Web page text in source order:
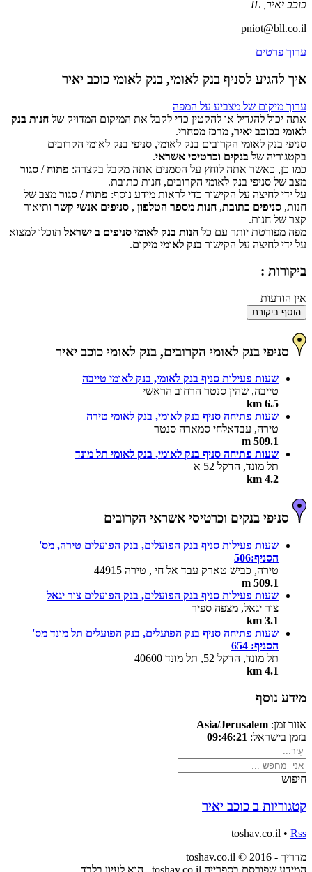
כוכב יאיר IL
pniot@bll.co.il
ערוך פרטים
איך להגיע לסניף בנק לאומי, בנק לאומי כוכב יאיר
‏דף זה לא יכול לטעון את מפות Google כראוי.
האם האתר הזה בבעלותך? אישור
ערוך מיקום של מצביע על המפה
אתה יכול להגדיל או להקטין כדי לקבל את המיקום המדויק של חנות בנק
לאומי בכוכב יאיר, מרכז מסחרי.
סניפי בנק לאומי הקרובים בנק לאומי, סניפי בנק לאומי הקרובים
בקטגוריה של בנקים וכרטיסי אשראי.
כמו כן, כאשר אתה לוחץ על הסמנים אתה מקבל בקצרה: פתוח / סגור
מצב של סניפי בנק לאומי הקרובים, חנות כתובת.
על ידי לחיצה על הקישור כדי לראות מידע נוסף: פתוח / סגור מצב של
חנות, סניפים כתובת, חנות מספר הטלפון , סניפים אנשי קשר ותיאור
קצר של חנות.
מפה מפורטת יותר עם כל חנות בנק לאומי סניפים ב ישראל תוכלו למצוא
על ידי לחיצה על הקישור בנק לאומי מיקום.
ביקורות :
אין הודעות
הוסף ביקורת
סניפי בנק לאומי הקרובים, בנק לאומי כוכב יאיר
שעות פעילות סניף בנק לאומי, בנק לאומי טייבה
טייבה, שהין סנטר הרחוב הראשי
6.5 km
שעות פתיחה סניף בנק לאומי, בנק לאומי טירה
טירה, עבדאלחי סמארה סנטר
509.1 m
שעות פתיחה סניף בנק לאומי, בנק לאומי תל מונד
תל מונד, הדקל 52 א
4.2 km
סניפי בנקים וכרטיסי אשראי הקרובים
שעות פעילות סניף בנק הפועלים, בנק הפועלים טירה, מס'
הסניף:506
טירה, כביש טארק עבד אל חי , טירה 44915
509.1 m
שעות פעילות סניף בנק הפועלים, בנק הפועלים צור יגאל
צור יגאל, מצפה ספיר
3.1 km
שעות פתיחה סניף בנק הפועלים, בנק הפועלים תל מונד מס'
הסניף: 654
תל מונד, הדקל 52, תל מונד 40600
4.1 km
מידע נוסף
אזור זמן: Asia/Jerusalem
בזמן בישראל: 09:46:21
חיפוש
קטגוריות ב כוכב יאיר
toshav.co.il • Rss
מדריך - toshav.co.il © 2016
המידע שפורסם בספרייה toshav.co.il , הוא לעיון בלבד.